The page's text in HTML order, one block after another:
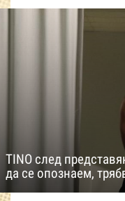
TINO след
да се опознаем,